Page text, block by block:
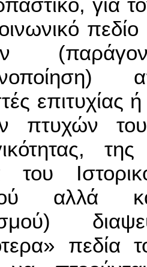
επιτυχίας
πτυχών του
του
αλλά